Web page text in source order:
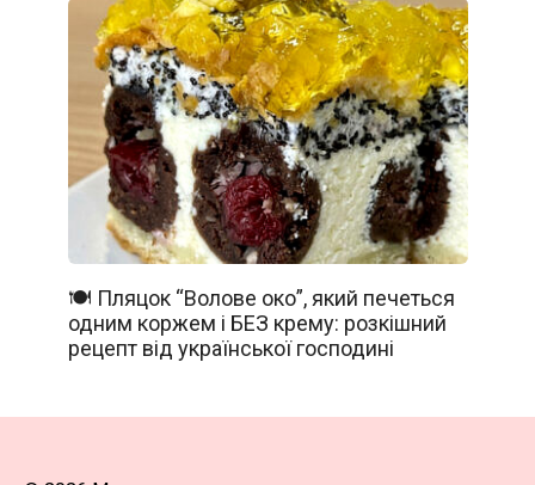
🍽️ Пляцок “Волове око”, який печеться
одним коржем і БЕЗ крему: розкішний
рецепт від української господині